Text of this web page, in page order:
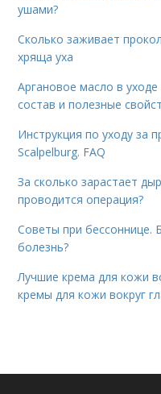
ушами?
Сколько заживает
хряща уха
Аргановое масло в
состав и полезные
Инструкция по уходу за
Scalpelburg. FAQ
За сколько зарастает
проводится операция?
Советы при бессоннице.
болезнь?
Лучшие крема для кожи
кремы для кожи вокруг